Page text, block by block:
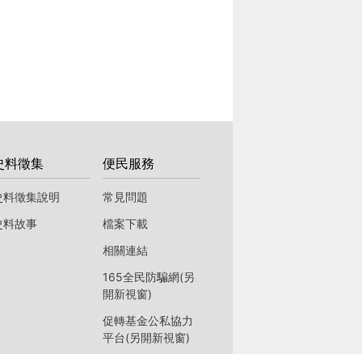
料徵集
料徵集說明
料故事
便民服務
常見問題
檔案下載
相關連結
165全民防騙網(另
開新視窗)
促轉基金公私協力
平台(另開新視窗)